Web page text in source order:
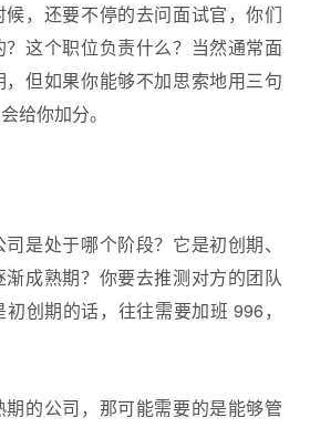
，还要不停的去问面试官，你们
这个职位负责什么？当然通常面
但如果你能够不加思索地用三句
给你加分。
是处于哪个阶段？它是初创期、
成熟期？你要去推测对方的团队
创期的话，往往需要加班 996，
的公司，那可能需要的是能够管